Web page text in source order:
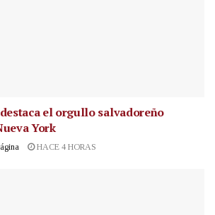
el orgullo salvadoreño
York
HACE 4 HORAS